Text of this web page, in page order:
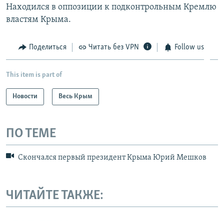
Находился в оппозиции к подконтрольным Кремлю
властям Крыма.
Поделиться Читать без VPN Follow us
This item is part of
Новости Весь Крым
ПО ТЕМЕ
Скончался первый президент Крыма Юрий Мешков
ЧИТАЙТЕ ТАКЖЕ: